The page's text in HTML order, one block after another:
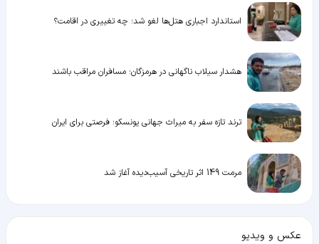
استاندارد اجباری هتل‌ها لغو شد؛ چه تغییری در اقامت؟
هشدار سیلاب ناگهانی در هرمزگان؛ مسافران مراقب باشند
ترند تازه سفر به میراث جهانی یونسکو؛ فرصتی برای ایران
مرمت 149 اثر تاریخی آسیب‌دیده آغاز شد
عکس و ویدیو